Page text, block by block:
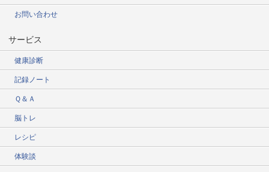
お問い合わせ
サービス
健康診断
記録ノート
Ｑ＆Ａ
脳トレ
レシピ
体験談